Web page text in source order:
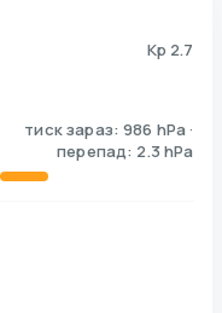
Kp 2.7
тиск зараз: 986 hPa ·
перепад: 2.3 hPa